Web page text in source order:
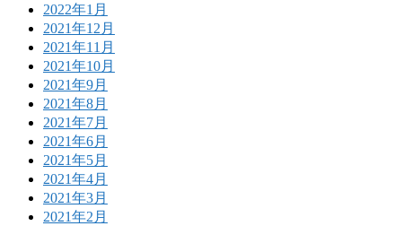
2022年1月
2021年12月
2021年11月
2021年10月
2021年9月
2021年8月
2021年7月
2021年6月
2021年5月
2021年4月
2021年3月
2021年2月